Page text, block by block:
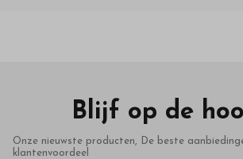
Blijf op de
Onze nieuwste producten, De beste
klantenvoordeel